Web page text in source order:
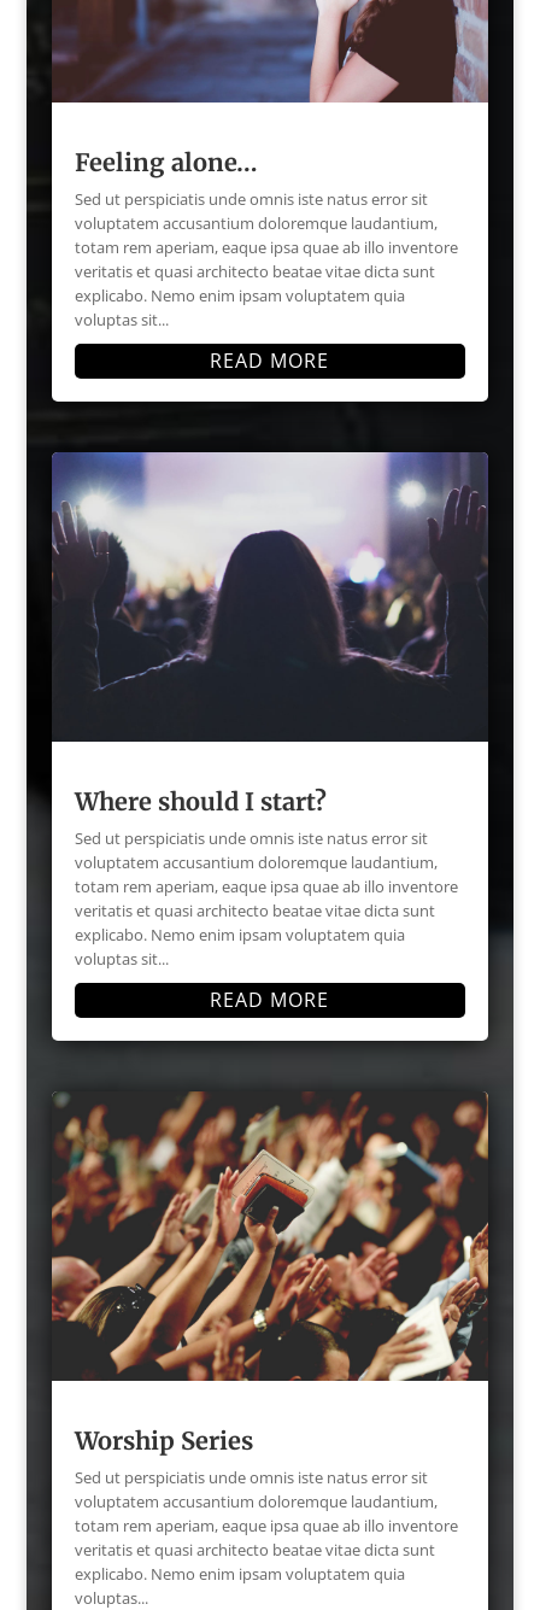
Feeling alone…
Sed ut perspiciatis unde omnis iste natus error sit
voluptatem accusantium doloremque laudantium,
totam rem aperiam, eaque ipsa quae ab illo inventore
veritatis et quasi architecto beatae vitae dicta sunt
explicabo. Nemo enim ipsam voluptatem quia
voluptas sit...
READ MORE
Where should I start?
Sed ut perspiciatis unde omnis iste natus error sit
voluptatem accusantium doloremque laudantium,
totam rem aperiam, eaque ipsa quae ab illo inventore
veritatis et quasi architecto beatae vitae dicta sunt
explicabo. Nemo enim ipsam voluptatem quia
voluptas sit...
READ MORE
Worship Series
Sed ut perspiciatis unde omnis iste natus error sit
voluptatem accusantium doloremque laudantium,
totam rem aperiam, eaque ipsa quae ab illo inventore
veritatis et quasi architecto beatae vitae dicta sunt
explicabo. Nemo enim ipsam voluptatem quia
voluptas...